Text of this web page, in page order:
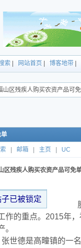
索 网站首页 博客地带
山区残疾人购买农资产品可
邮箱 主页 UC
区残疾人购买农资产品可免
子已被锁定
胶
作的重点。2015年
。
德是高疃镇的一名